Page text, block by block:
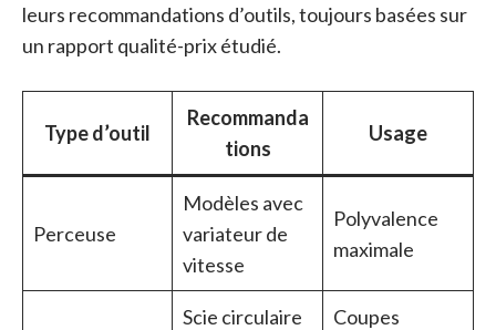
leurs recommandations d’outils, toujours basées sur
un rapport qualité-prix étudié.
Type d’outil
Recommanda
tions
Usage
Perceuse
Modèles avec
variateur de
vitesse
Polyvalence
maximale
Scie circulaire Coupes